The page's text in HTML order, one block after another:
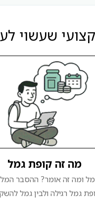
שעשוי
מה זה קופת גמל
ומה זה אומר? ההסבר
גמל רגילה ולבין גמל